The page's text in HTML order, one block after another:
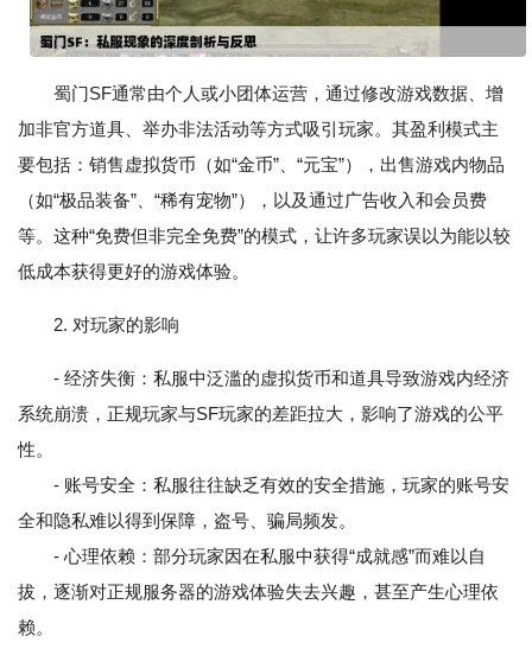
蜀门SF通常由个人或小团体运营，通过修改游戏数据、增
加非官方道具、举办非法活动等方式吸引玩家。其盈利模式主
要包括：销售虚拟货币（如“金币”、“元宝”），出售游戏内物品
（如“极品装备”、“稀有宠物”），以及通过广告收入和会员费
等。这种“免费但非完全免费”的模式，让许多玩家误以为能以较
低成本获得更好的游戏体验。
2. 对玩家的影响
- 经济失衡：私服中泛滥的虚拟货币和道具导致游戏内经济
系统崩溃，正规玩家与SF玩家的差距拉大，影响了游戏的公平
性。
- 账号安全：私服往往缺乏有效的安全措施，玩家的账号安
全和隐私难以得到保障，盗号、骗局频发。
- 心理依赖：部分玩家因在私服中获得“成就感”而难以自
拔，逐渐对正规服务器的游戏体验失去兴趣，甚至产生心理依
赖。